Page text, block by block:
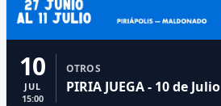
10
JUL
15:00
OTROS
PIRIA JUEGA - 10 de Julio